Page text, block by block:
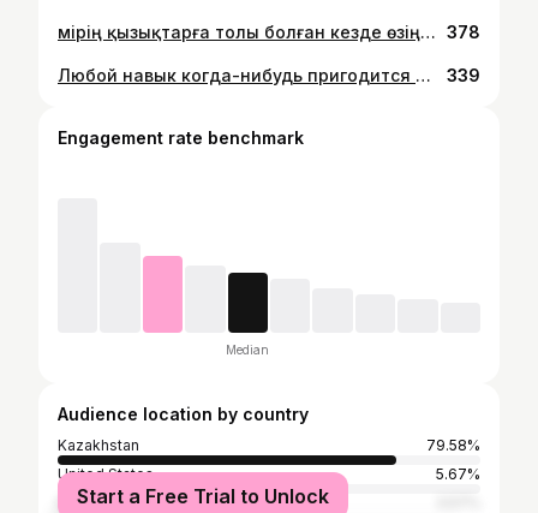
Өмірің қызықтарға толы болған кезде өзіңде қызықты бола түсесің #womenempowerment 378
Любой навык когда-нибудь пригодится — плавание не исключение. Особенно когда жизнь резко «уходит из-под ног» и остаётся только плыть… к своим целям 😄#swimming 339
Engagement rate benchmark
Median
Audience location by country
Kazakhstan
79.58%
United States
5.67%
Russia
Start a Free Trial to Unlock